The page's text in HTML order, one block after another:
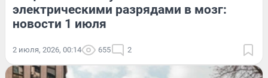
электрическими разрядами в мозг:
новости 1 июля
2 июля, 2026, 00:14 655 2